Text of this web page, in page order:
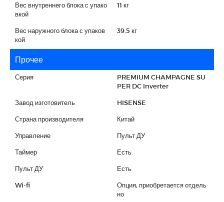
Вес внутреннего блока с упако
вкой
11 кг
Вес наружного блока с упаков
кой
39.5 кг
Прочее
Серия
PREMIUM CHAMPAGNE SU
PER DC Inverter
Завод изготовитель HISENSE
Страна производителя Китай
Управление Пульт ДУ
Таймер Есть
Пульт ДУ Есть
Wi-fi
Опция, приобретается отдель
но